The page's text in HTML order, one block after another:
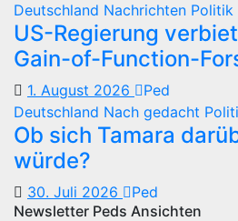
Deutschland Nachrichten Politik
US-Regierung
Gain-of-Function-
1. August 2026
Ped
Deutschland Nach gedacht
Ob sich Tamara
würde?
30. Juli 2026
Ped
Newsletter Peds Ansichten